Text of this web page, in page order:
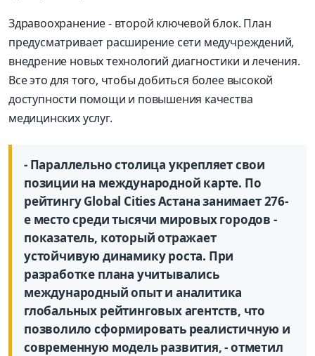
Здравоохранение - второй ключевой блок. План
предусматривает расширение сети медучреждений,
внедрение новых технологий диагностики и лечения.
Все это для того, чтобы добиться более высокой
доступности помощи и повышения качества
медицинских услуг.
- Параллельно столица укрепляет свои
позиции на международной карте. По
рейтингу Global Cities Астана занимает 276-
е место среди тысячи мировых городов -
показатель, который отражает
устойчивую динамику роста. При
разработке плана учитывались
международный опыт и аналитика
глобальных рейтинговых агентств, что
позволило сформировать реалистичную и
современную модель развития, - отметил